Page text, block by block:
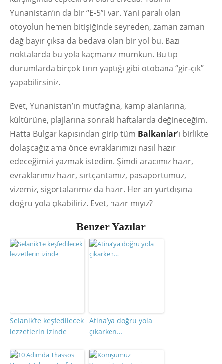
Yunanistan’ın da bir “E-5”i var. Yani paralı olan
otoyolun hemen bitişiğinde seyreden, zaman zaman
dağ bayır çıksa da bedava olan bir yol bu. Bazı
noktalarda bu yola kaçmanız mümkün. Bu tip
durumlarda birçok tırın yaptığı gibi otobana “gir-çık”
yapabilirsiniz.
Evet, Yunanistan’ın mutfağına, kamp alanlarına,
kültürüne, plajlarına sonraki haftalarda değineceğim.
Hatta Bulgar kapısından girip tüm Balkanlar’ı birlikte
dolaşcağız ama önce evraklarımızı nasıl hazır
edeceğimizi yazmak istedim. Şimdi aracımız hazır,
evraklarımız hazır, sırtçantamız, pasaportumuz,
vizemiz, sigortalarımız da hazır. Her an yurtdışına
doğru yola çıkabiliriz. Evet, hazır mıyız?
Benzer Yazılar
Selanik’te keşfedilecek
lezzetlerin izinde
Atina’ya doğru yola
çıkarken…